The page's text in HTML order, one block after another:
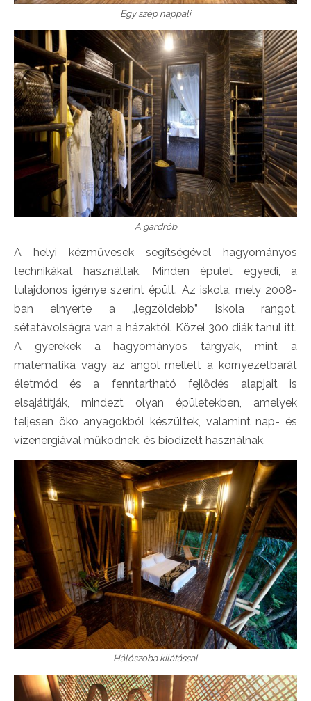
Egy szép nappali
A gardrób
A helyi kézművesek segítségével hagyományos
technikákat használtak. Minden épület egyedi, a
tulajdonos igénye szerint épült. Az iskola, mely 2008-
ban elnyerte a „legzöldebb” iskola rangot,
sétatávolságra van a házaktól. Közel 300 diák tanul itt.
A gyerekek a hagyományos tárgyak, mint a
matematika vagy az angol mellett a környezetbarát
életmód és a fenntartható fejlődés alapjait is
elsajátítják, mindezt olyan épületekben, amelyek
teljesen öko anyagokból készültek, valamint nap- és
vízenergiával működnek, és biodízelt használnak.
Hálószoba kilátással